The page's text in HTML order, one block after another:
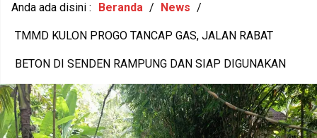
Anda ada disini : Beranda / News /
TMMD KULON PROGO TANCAP GAS, JALAN RABAT
BETON DI SENDEN RAMPUNG DAN SIAP DIGUNAKAN